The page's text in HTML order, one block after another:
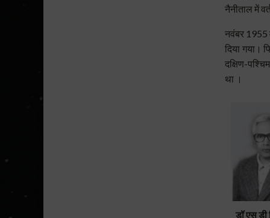
नैनीताल में
नवंबर 1955
दिया गया।
दक्षिण-
था ।
डॉ एस